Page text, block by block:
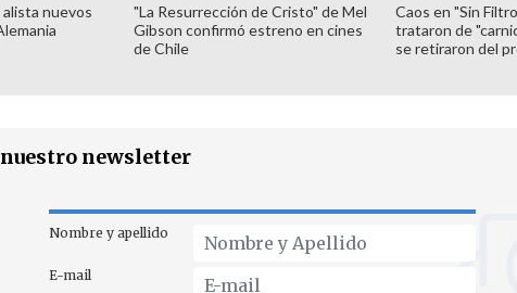
nuevos
"La Resurrección de Cristo" de Mel
Gibson confirmó estreno en cines
de Chile
Caos en "Sin
trataron de
se retiraron del
nuestro newsletter
Nombre y apellido
E-mail